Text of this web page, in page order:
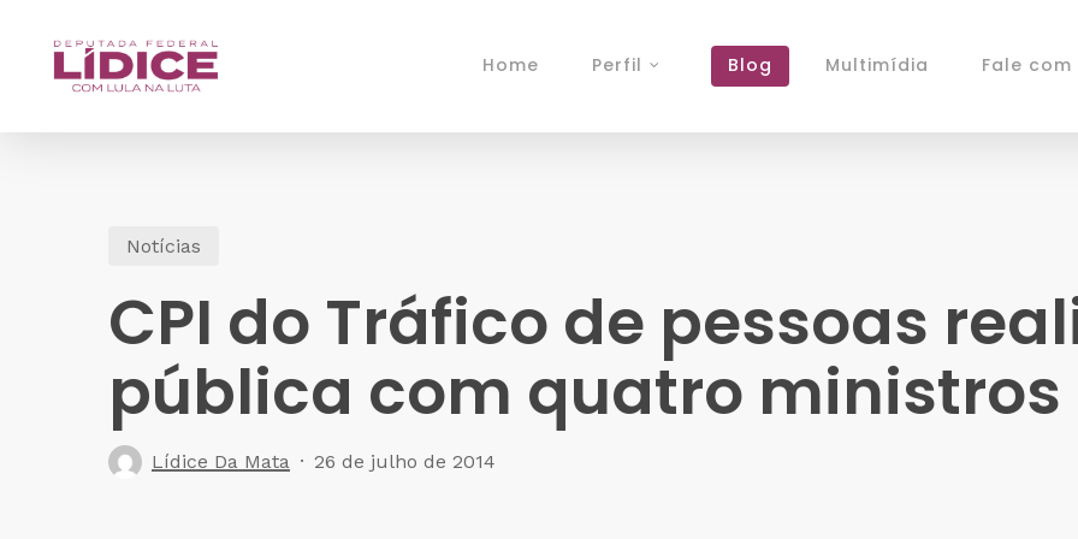
Home Perfil Blog Multimídia Fale com
Notícias
CPI do Tráfico de pessoas
pública com quatro ministros
Lídice Da Mata 26 de julho de 2014